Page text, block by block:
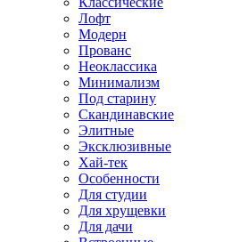
Лофт
Модерн
Прованс
Неоклассика
Минимализм
Под старину
Скандинавские
Элитные
Эксклюзивные
Хай-тек
Особенности
Для студии
Для хрущевки
Для дачи